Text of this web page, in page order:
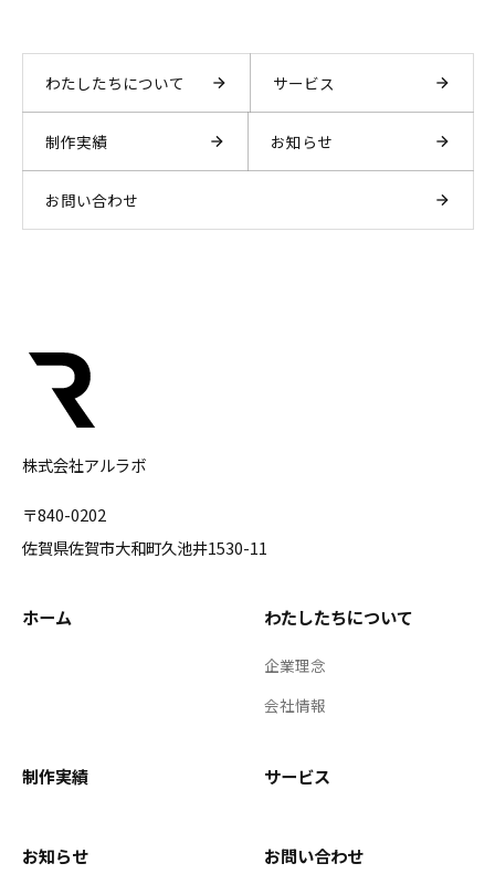
わたしたちについて サービス
制作実績 お知らせ
お問い合わせ
株式会社アルラボ
〒840-0202
佐賀県佐賀市大和町久池井1530-11
ホーム わたしたちについて
企業理念
会社情報
制作実績 サービス
お知らせ お問い合わせ